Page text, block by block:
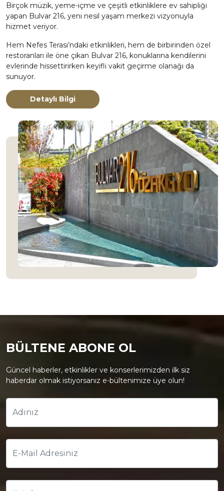
Birçok müzik, yeme-içme ve çeşitli etkinliklere ev sahipliği
yapan Bulvar 216, yeni nesil yaşam merkezi vizyonuyla
hizmet veriyor.
Hem Nefes Terası’ndaki etkinlikleri, hem de birbirinden özel
restoranları ile öne çıkan Bulvar 216, konuklarına kendilerini
evlerinde hissettirirken keyifli vakit geçirme olanağı da
sunuyor.
Detaylı Bilgi
BÜLTENE ABONE OL
Güncel haberler, etkinlikler ve konserlerimizden ilk siz
haberdar olmak istiyorsanız e-bültenimize üye olun!